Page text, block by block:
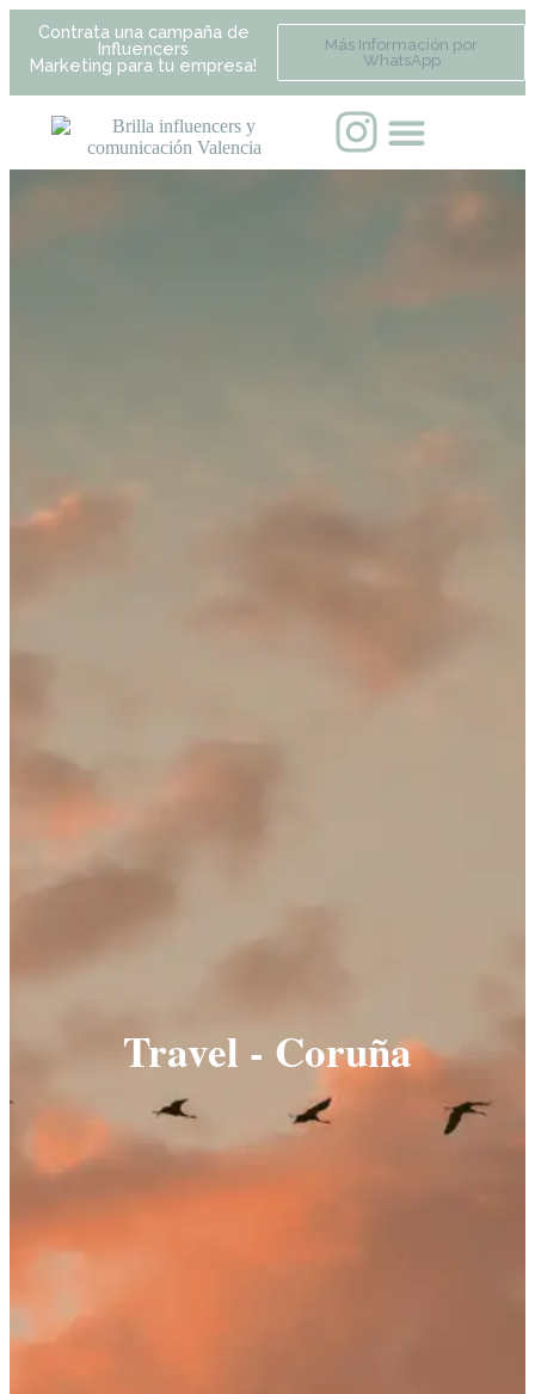
Contrata una campaña de
Influencers
Marketing para tu empresa!
Más Información por
WhatsApp
Travel - Coruña